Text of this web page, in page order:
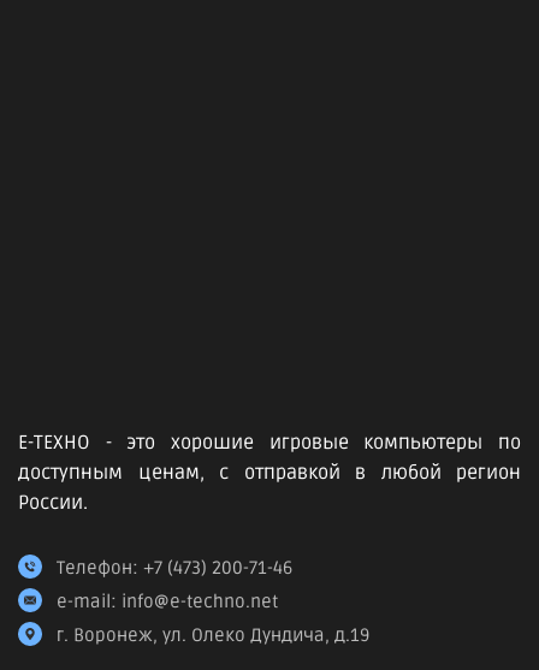
Е-ТЕХНО - это хорошие игровые компьютеры по
доступным ценам, с отправкой в любой регион
России.
Телефон: +7 (473) 200-71-46
e-mail: info@e-techno.net
г. Воронеж, ул. Олеко Дундича, д.19